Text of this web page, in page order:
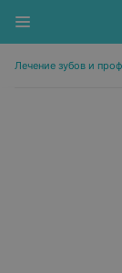
Лечение зубов и